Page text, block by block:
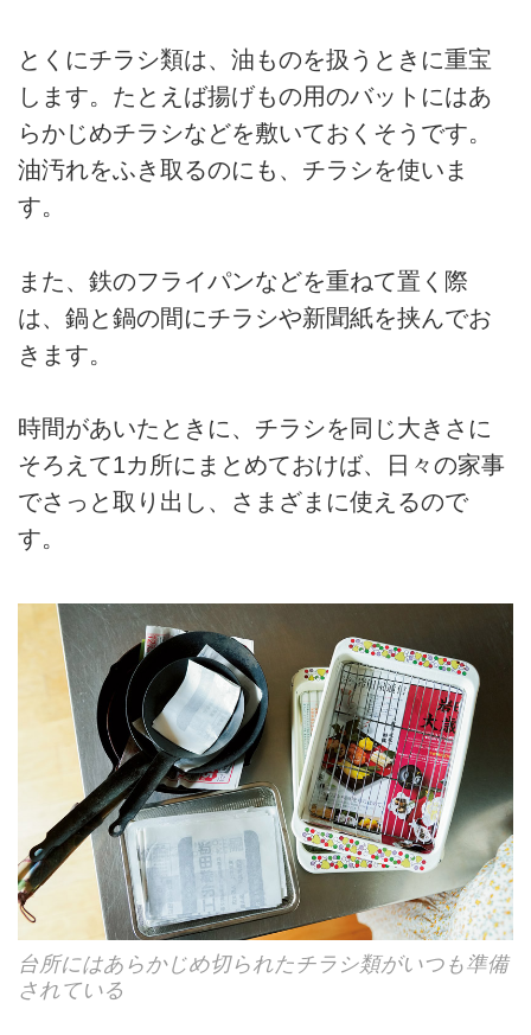
とくにチラシ類は、油ものを扱うときに重宝
します。たとえば揚げもの用のバットにはあ
らかじめチラシなどを敷いておくそうです。
油汚れをふき取るのにも、チラシを使いま
す。
また、鉄のフライパンなどを重ねて置く際
は、鍋と鍋の間にチラシや新聞紙を挟んでお
きます。
時間があいたときに、チラシを同じ大きさに
そろえて1カ所にまとめておけば、日々の家事
でさっと取り出し、さまざまに使えるので
す。
台所にはあらかじめ切られたチラシ類がいつも準備
されている